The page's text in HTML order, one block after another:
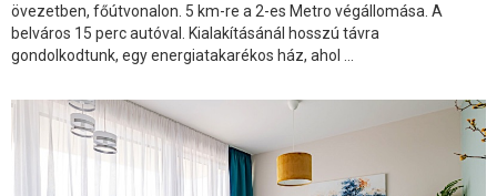
övezetben, főútvonalon. 5 km-re a 2-es Metro végállomása. A
belváros 15 perc autóval. Kialakításánál hosszú távra
gondolkodtunk, egy energiatakarékos ház, ahol ...